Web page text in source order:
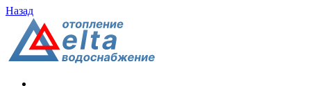
Назад